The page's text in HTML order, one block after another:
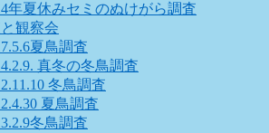
年夏休みセミのぬけがら調査
観察会
夏鳥調査
真冬の冬鳥調査
冬鳥調査
夏鳥調査
冬鳥調査